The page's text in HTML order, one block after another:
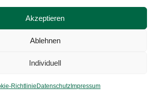
Akzeptieren
Ablehnen
Individuell
Richtlinie Datenschutz Impressum
Hannoverscher Sport-Club von 1893
e.V.
Impressum